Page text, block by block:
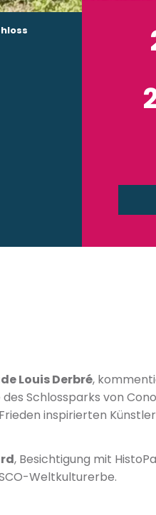
Louis Derbré,
Schlossparks von
inspirierten
, Besichtigung mit
Weltkulturerbe.